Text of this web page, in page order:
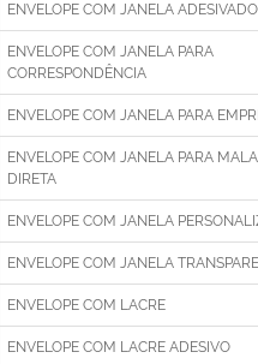
ENVELOPE COM JANELA ADESIVADO
ENVELOPE COM JANELA PARA
CORRESPONDÊNCIA
ENVELOPE COM JANELA PARA
ENVELOPE COM JANELA PARA MALA
DIRETA
ENVELOPE COM JANELA
ENVELOPE COM JANELA
ENVELOPE COM LACRE
ENVELOPE COM LACRE ADESIVO